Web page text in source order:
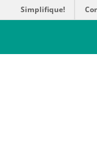
Simplifique!